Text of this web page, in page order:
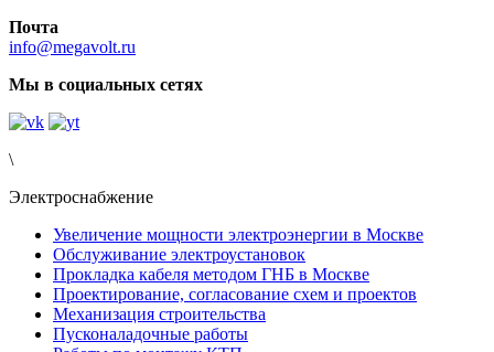
Почта
info@megavolt.ru
Мы в социальных сетях
\
Электроснабжение
Увеличение мощности электроэнергии в Москве
Обслуживание электроустановок
Прокладка кабеля методом ГНБ в Москве
Проектирование, согласование схем и проектов
Механизация строительства
Пусконаладочные работы